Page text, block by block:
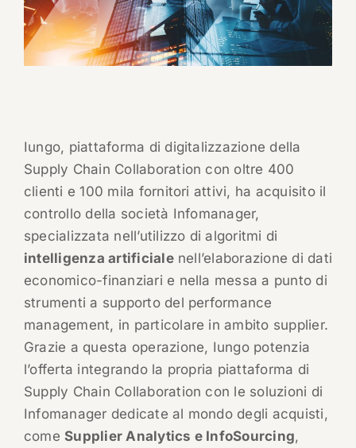
Iungo, piattaforma di digitalizzazione della
Supply Chain Collaboration con oltre 400
clienti e 100 mila fornitori attivi, ha acquisito il
controllo della società Infomanager,
specializzata nell’utilizzo di algoritmi di
intelligenza artificialenell’elaborazione di dati
economico-finanziari e nella messa a punto di
strumenti a supporto del performance
management, in particolare in ambito supplier.
Grazie a questa operazione, Iungo potenzia
l’offerta integrando la propria piattaforma di
Supply Chain Collaboration con le soluzioni di
Infomanager dedicate al mondo degli acquisti,
comeSupplier Analytics e InfoSourcing,